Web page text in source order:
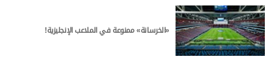
«الخرسانة» ممنوعة في الملاعب الإنجليزية!